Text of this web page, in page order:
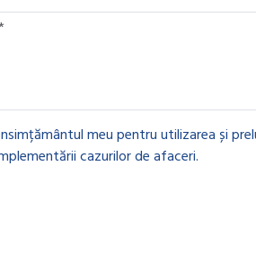
meu pentru utilizarea și
cazurilor de afaceri.